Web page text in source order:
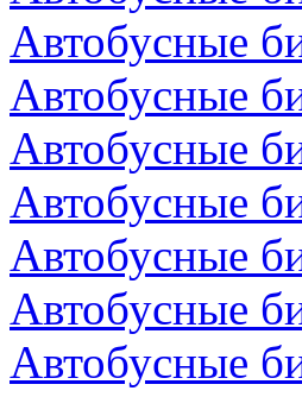
Автобусные
Автобусные
Автобусные
Автобусные
Автобусные
Автобусные
Автобусные